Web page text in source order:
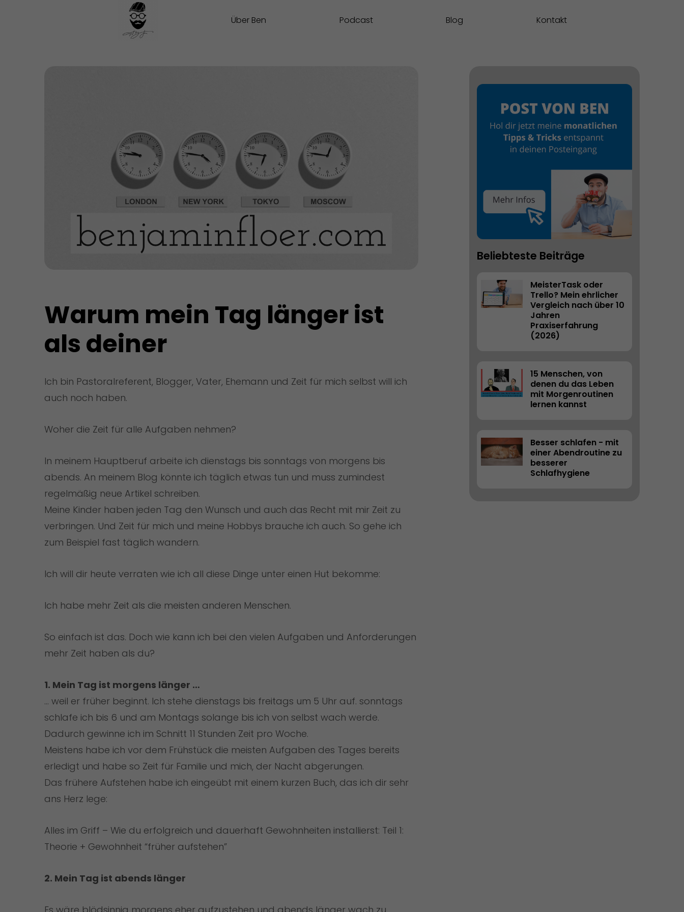
Über Ben Podcast Blog Kontakt
Warum mein Tag länger ist
als deiner
Ich bin Pastoralreferent, Blogger, Vater, Ehemann und Zeit für mich selbst will ich
auch noch haben.
Woher die Zeit für alle Aufgaben nehmen?
In meinem Hauptberuf arbeite ich dienstags bis sonntags von morgens bis
abends. An meinem Blog könnte ich täglich etwas tun und muss zumindest
regelmäßig neue Artikel schreiben.
Meine Kinder haben jeden Tag den Wunsch und auch das Recht mit mir Zeit zu
verbringen. Und Zeit für mich und meine Hobbys brauche ich auch. So gehe ich
zum Beispiel fast täglich wandern.
Ich will dir heute verraten wie ich all diese Dinge unter einen Hut bekomme:
Ich habe mehr Zeit als die meisten anderen Menschen.
So einfach ist das. Doch wie kann ich bei den vielen Aufgaben und Anforderungen
mehr Zeit haben als du?
1. Mein Tag ist morgens länger …
… weil er früher beginnt. Ich stehe dienstags bis freitags um 5 Uhr auf. sonntags
schlafe ich bis 6 und am Montags solange bis ich von selbst wach werde.
Dadurch gewinne ich im Schnitt 11 Stunden Zeit pro Woche.
Meistens habe ich vor dem Frühstück die meisten Aufgaben des Tages bereits
erledigt und habe so Zeit für Familie und mich, der Nacht abgerungen.
Das frühere Aufstehen habe ich eingeübt mit einem kurzen Buch, das ich dir sehr
ans Herz lege:
Alles im Griff – Wie du erfolgreich und dauerhaft Gewohnheiten installierst: Teil 1:
Theorie + Gewohnheit “früher aufstehen”
2. Mein Tag ist abends länger
Beliebteste Beiträge
MeisterTask oder
Trello? Mein ehrlicher
Vergleich nach über 10
Jahren
Praxiserfahrung
(2026)
15 Menschen, von
denen du das Leben
mit Morgenroutinen
lernen kannst
Besser schlafen - mit
einer Abendroutine zu
besserer
Schlafhygiene